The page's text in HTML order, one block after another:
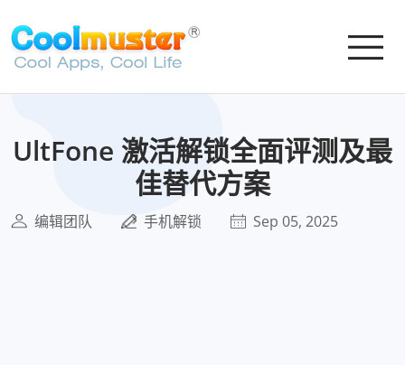
UltFone 激活解锁全面评测及最
佳替代方案
编辑团队 手机解锁 Sep 05, 2025